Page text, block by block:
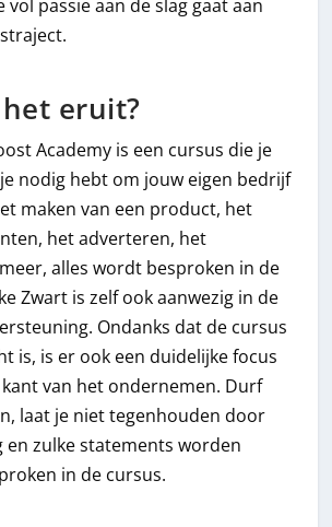
vol passie aan de slag gaat aan
eruit?
Academy is een cursus die je
nodig hebt om jouw eigen bedrijf
maken van een product, het
het adverteren, het
alles wordt besproken in de
Zwart is zelf ook aanwezig in de
Ondanks dat de cursus
is, is er ook een duidelijke focus
van het ondernemen. Durf
laat je niet tegenhouden door
en zulke statements worden
in de cursus.